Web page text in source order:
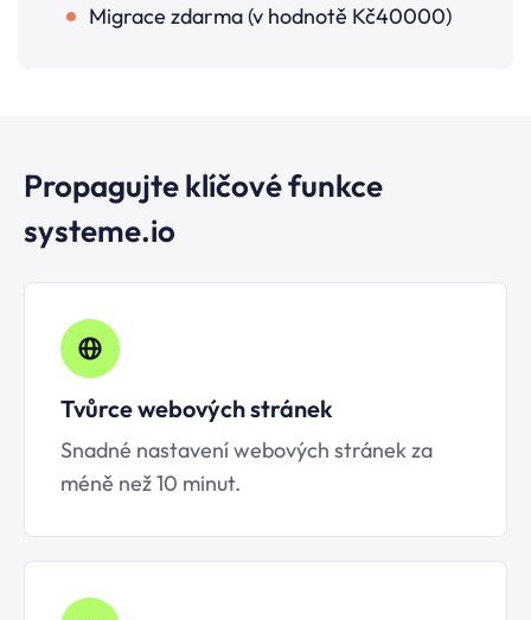
Migrace zdarma (v hodnotě Kč40000)
Propagujte klíčové funkce
systeme.io
Tvůrce webových stránek
Snadné nastavení webových stránek za
méně než 10 minut.